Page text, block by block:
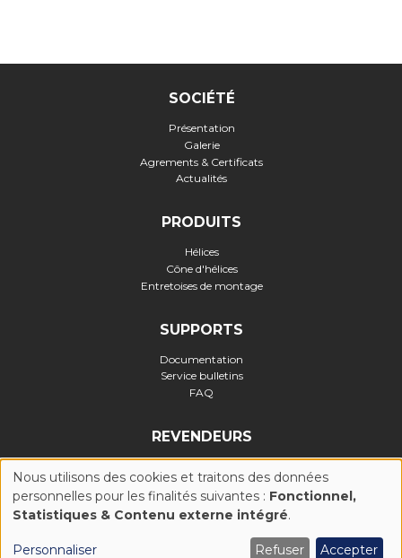
SOCIÉTÉ
Présentation
Galerie
Agrements & Certificats
Actualités
PRODUITS
Hélices
Cône d'hélices
Entretoises de montage
SUPPORTS
Documentation
Service bulletins
FAQ
REVENDEURS
Politique de confidentialité-Politique Cookies (UE)
UTILISATION
DES
Nous utilisons des cookies et traitons des données
personnelles pour les finalités suivantes : Fonctionnel,
Statistiques & Contenu externe intégré.
Personnaliser Refuser Accepter